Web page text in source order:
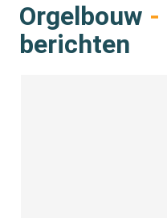
Orgelbouw -
berichten